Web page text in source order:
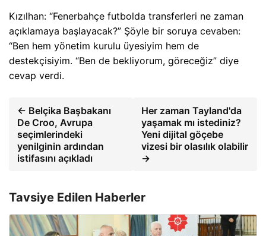
Kızılhan: “Fenerbahçe futbolda transferleri ne zaman
açıklamaya başlayacak?” Şöyle bir soruya cevaben:
“Ben hem yönetim kurulu üyesiyim hem de
destekçisiyim. “Ben de bekliyorum, göreceğiz” diye
cevap verdi.
← Belçika Başbakanı
De Croo, Avrupa
seçimlerindeki
yenilginin ardından
istifasını açıkladı
Her zaman Tayland'da
yaşamak mı istediniz?
Yeni dijital göçebe
vizesi bir olasılık olabilir
→
Tavsiye Edilen Haberler